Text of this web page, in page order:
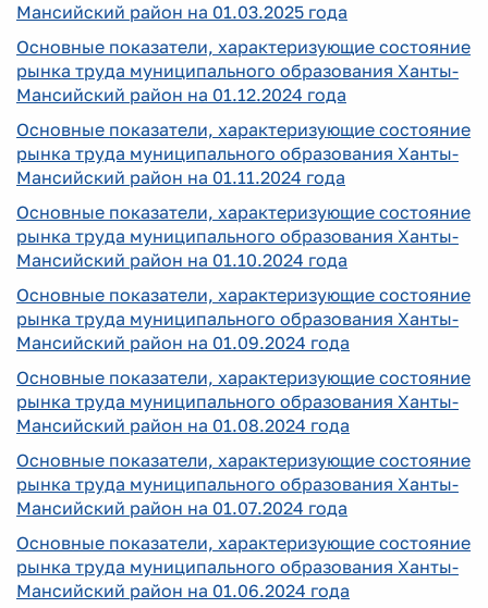
Мансийский район на 01.03.2025 года
Основные показатели, характеризующие состояние
рынка труда муниципального образования Ханты-
Мансийский район на 01.12.2024 года
Основные показатели, характеризующие состояние
рынка труда муниципального образования Ханты-
Мансийский район на 01.11.2024 года
Основные показатели, характеризующие состояние
рынка труда муниципального образования Ханты-
Мансийский район на 01.10.2024 года
Основные показатели, характеризующие состояние
рынка труда муниципального образования Ханты-
Мансийский район на 01.09.2024 года
Основные показатели, характеризующие состояние
рынка труда муниципального образования Ханты-
Мансийский район на 01.08.2024 года
Основные показатели, характеризующие состояние
рынка труда муниципального образования Ханты-
Мансийский район на 01.07.2024 года
Основные показатели, характеризующие состояние
рынка труда муниципального образования Ханты-
Мансийский район на 01.06.2024 года